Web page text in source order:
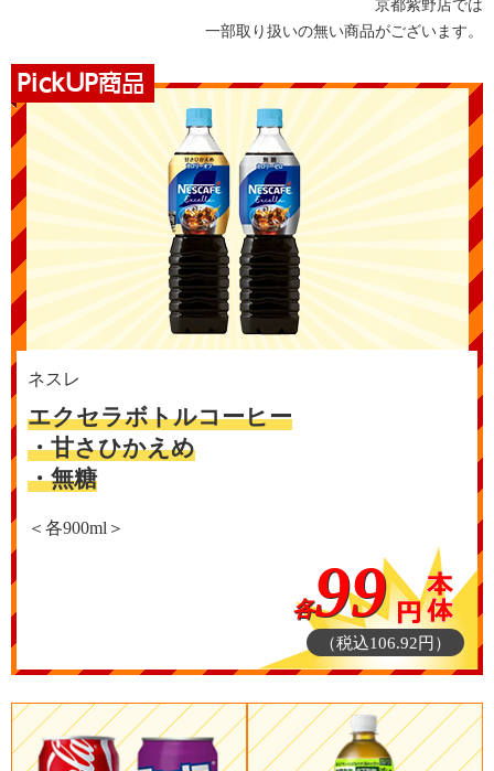
京都紫野店では
一部取り扱いの無い商品がございます。
ネスレ
エクセラボトルコーヒー
・甘さひかえめ
・無糖
＜各900ml＞
各99
（税込106.92円）